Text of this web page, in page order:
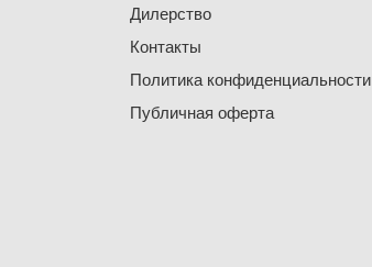
Дилерство
Контакты
Политика конфиденциальности
Публичная оферта